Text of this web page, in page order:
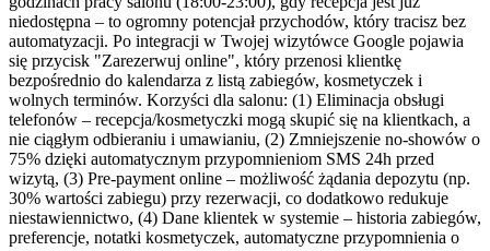
niedostępna – to ogromny potencjał przychodów, który tracisz bez
automatyzacji. Po integracji w Twojej wizytówce Google pojawia
się przycisk "Zarezerwuj online", który przenosi klientkę
bezpośrednio do kalendarza z listą zabiegów, kosmetyczek i
wolnych terminów. Korzyści dla salonu: (1) Eliminacja obsługi
telefonów – recepcja/kosmetyczki mogą skupić się na klientkach, a
nie ciągłym odbieraniu i umawianiu, (2) Zmniejszenie no-showów o
75% dzięki automatycznym przypomnieniom SMS 24h przed
wizytą, (3) Pre-payment online – możliwość żądania depozytu (np.
30% wartości zabiegu) przy rezerwacji, co dodatkowo redukuje
niestawiennictwo, (4) Dane klientek w systemie – historia zabiegów,
preferencje, notatki kosmetyczek, automatyczne przypomnienia o